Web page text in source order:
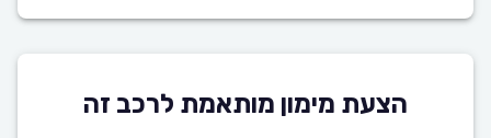
הצעת מימון מותאמת לרכב זה